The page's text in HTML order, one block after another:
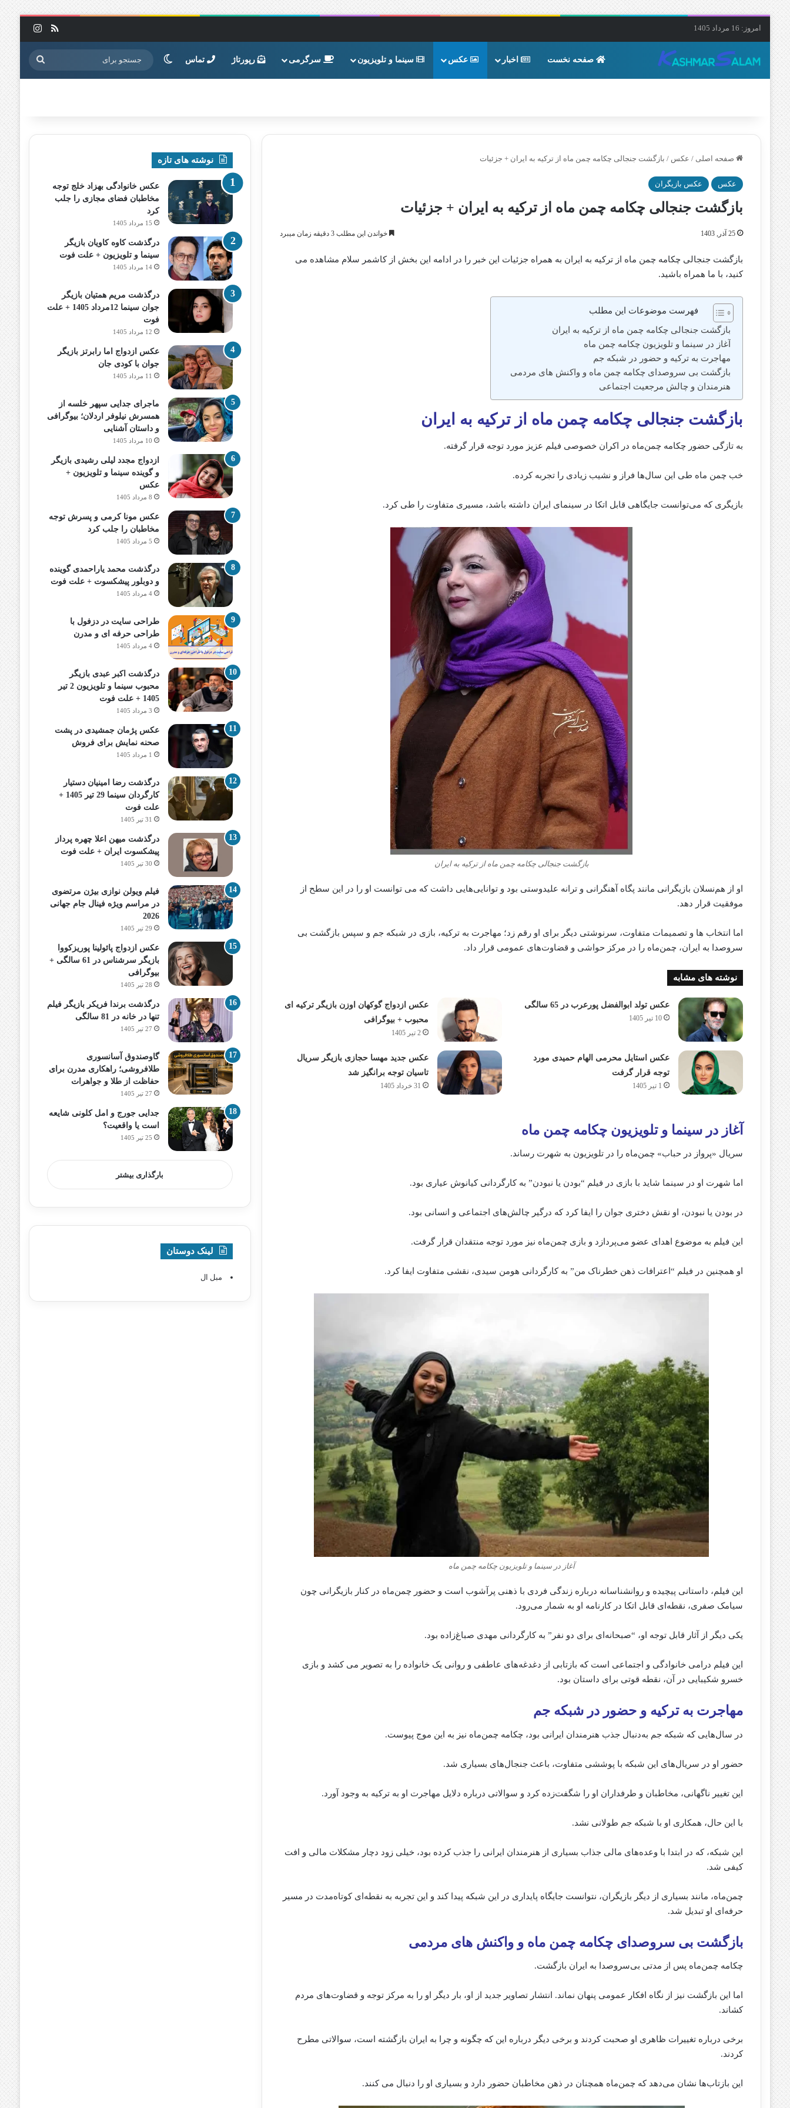
امروز: 16 مرداد 1405 خوراک
صفحه نخست اخبار عکس سینما و تلویزیون سرگرمی رپورتاژ تماس تغییر پوسته جستجو
برای
صفحه اصلی / عکس / بازگشت جنجالی چکامه چمن‌ ماه از ترکیه به ایران + جزئیات
عکس عکس بازیگران
بازگشت جنجالی چکامه چمن‌ ماه از ترکیه به ایران + جزئیات
25 آذر, 1403 خواندن این مطلب 3 دقیقه زمان میبرد
بازگشت جنجالی چکامه چمن‌ ماه از ترکیه به ایران به همراه جزئیات این خبر را در ادامه این بخش از کاشمر سلام مشاهده می
کنید، با ما همراه باشید.
فهرست موضوعات این مطلب
بازگشت جنجالی چکامه چمن‌ ماه از ترکیه به ایران
آغاز در سینما و تلویزیون چکامه چمن‌ ماه
مهاجرت به ترکیه و حضور در شبکه جم
بازگشت بی‌ سروصدای چکامه چمن ماه و واکنش‌ های مردمی
هنرمندان و چالش مرجعیت اجتماعی
بازگشت جنجالی چکامه چمن‌ ماه از ترکیه به ایران
به تازگی حضور چکامه چمن‌ماه در اکران خصوصی فیلم عزیز مورد توجه قرار گرفته.
خب چمن‌ ماه طی این سال‌ها فراز و نشیب زیادی را تجربه کرده.
بازیگری که می‌توانست جایگاهی قابل اتکا در سینمای ایران داشته باشد، مسیری متفاوت را طی کرد.
بازگشت جنجالی چکامه چمن‌ ماه از ترکیه به ایران
او از هم‌نسلان بازیگرانی مانند پگاه آهنگرانی و ترانه علیدوستی بود و توانایی‌هایی داشت که می‌ توانست او را در این سطح از
موفقیت قرار دهد.
اما انتخاب‌ ها و تصمیمات متفاوت، سرنوشتی دیگر برای او رقم زد؛ مهاجرت به ترکیه، بازی در شبکه جم و سپس بازگشت بی‌
سروصدا به ایران، چمن‌ماه را در مرکز حواشی و قضاوت‌های عمومی قرار داد.
نوشته های مشابه
عکس تولد ابوالفضل پورعرب در 65 سالگی
10 تیر 1405
عکس ازدواج گوکهان اوزن بازیگر ترکیه ای
محبوب + بیوگرافی
2 تیر 1405
عکس استایل محرمی الهام حمیدی مورد
توجه قرار گرفت
1 تیر 1405
عکس جدید مهسا حجازی بازیگر سریال
تاسیان توجه برانگیز شد
31 خرداد 1405
آغاز در سینما و تلویزیون چکامه چمن‌ ماه
سریال «پرواز در حباب» چمن‌ماه را در تلویزیون به شهرت رساند.
اما شهرت او در سینما شاید با بازی در فیلم‌ “بودن یا نبودن” به کارگردانی کیانوش عیاری بود.
در بودن یا نبودن، او نقش دختری جوان را ایفا کرد که درگیر چالش‌های اجتماعی و انسانی بود.
این فیلم به موضوع اهدای عضو می‌پردازد و بازی چمن‌ماه نیز مورد توجه منتقدان قرار گرفت.
او همچنین در فیلم “اعترافات ذهن خطرناک من” به کارگردانی هومن سیدی، نقشی متفاوت ایفا کرد.
آغاز در سینما و تلویزیون چکامه چمن‌ ماه
این فیلم، داستانی پیچیده و روانشناسانه درباره زندگی فردی با ذهنی پرآشوب است و حضور چمن‌ماه در کنار بازیگرانی چون
سیامک صفری، نقطه‌ای قابل اتکا در کارنامه او به شمار می‌رود.
یکی دیگر از آثار قابل توجه او، “صبحانه‌ای برای دو نفر” به کارگردانی مهدی صباغ‌زاده بود.
این فیلم درامی خانوادگی و اجتماعی است که بازتابی از دغدغه‌های عاطفی و روانی یک خانواده را به تصویر می‌ کشد و بازی
خسرو شکیبایی در آن، نقطه قوتی برای داستان بود.
مهاجرت به ترکیه و حضور در شبکه جم
در سال‌هایی که شبکه جم به‌دنبال جذب هنرمندان ایرانی بود، چکامه چمن‌ماه نیز به این موج پیوست.
حضور او در سریال‌های این شبکه با پوششی متفاوت، باعث جنجال‌های بسیاری شد.
این تغییر ناگهانی، مخاطبان و طرفداران او را شگفت‌زده کرد و سوالاتی درباره دلایل مهاجرت او به ترکیه به وجود آورد.
با این حال، همکاری او با شبکه جم طولانی نشد.
این شبکه، که در ابتدا با وعده‌های مالی جذاب بسیاری از هنرمندان ایرانی را جذب کرده بود، خیلی زود دچار مشکلات مالی و افت
کیفی شد.
چمن‌ماه، مانند بسیاری از دیگر بازیگران، نتوانست جایگاه پایداری در این شبکه پیدا کند و این تجربه به نقطه‌ای کوتاه‌مدت در مسیر
حرفه‌ای او تبدیل شد.
بازگشت بی‌ سروصدای چکامه چمن ماه و واکنش‌ های مردمی
چکامه چمن‌ماه پس از مدتی بی‌سروصدا به ایران بازگشت.
اما این بازگشت نیز از نگاه افکار عمومی پنهان نماند. انتشار تصاویر جدید از او، بار دیگر او را به مرکز توجه و قضاوت‌های مردم
کشاند.
برخی درباره تغییرات ظاهری او صحبت کردند و برخی دیگر درباره این که چگونه و چرا به ایران بازگشته است، سوالاتی مطرح
کردند.
این بازتاب‌ها نشان می‌دهد که چمن‌ماه همچنان در ذهن مخاطبان حضور دارد و بسیاری او را دنبال می‌ کنند.
نوشته های تازه
عکس خانوادگی بهزاد خلج توجه
مخاطبان فضای مجازی را جلب
کرد
15 مرداد 1405
درگذشت کاوه کاویان بازیگر
سینما و تلویزیون + علت فوت
14 مرداد 1405
درگذشت مریم همتیان بازیگر
جوان سینما 12مرداد 1405 + علت
فوت
12 مرداد 1405
عکس ازدواج اما رابرتز بازیگر
جوان با کودی جان
11 مرداد 1405
ماجرای جدایی سپهر خلسه از
همسرش نیلوفر اردلان؛ بیوگرافی
و داستان آشنایی
10 مرداد 1405
ازدواج مجدد لیلی رشیدی بازیگر
و گوینده سینما و تلویزیون +
عکس
8 مرداد 1405
عکس مونا کرمی و پسرش توجه
مخاطبان را جلب کرد
5 مرداد 1405
درگذشت محمد یاراحمدی گوینده
و دوبلور پیشکسوت + علت فوت
4 مرداد 1405
طراحی سایت در دزفول با
طراحی حرفه‌ ای و مدرن
4 مرداد 1405
درگذشت اکبر عبدی بازیگر
محبوب سینما و تلویزیون 2 تیر
1405 + علت فوت
3 مرداد 1405
عکس پژمان جمشیدی در پشت
صحنه نمایش برای فروش
1 مرداد 1405
درگذشت رضا امینیان دستیار
کارگردان سینما 29 تیر 1405 +
علت فوت
31 تیر 1405
درگذشت میهن اعلا چهره پرداز
پیشکسوت ایران + علت فوت
30 تیر 1405
فیلم ویولن نوازی بیژن مرتضوی
در مراسم ویژه فینال جام جهانی
2026
29 تیر 1405
عکس ازدواج پائولینا پوریزکووا
بازیگر سرشناس در 61 سالگی +
بیوگرافی
28 تیر 1405
درگذشت برندا فریکر بازیگر فیلم
تنها در خانه در 81 سالگی
27 تیر 1405
گاوصندوق آسانسوری
طلافروشی؛ راهکاری مدرن برای
حفاظت از طلا و جواهرات
27 تیر 1405
جدایی جورج و امل کلونی شایعه
است یا واقعیت؟
25 تیر 1405
بارگذاری بیشتر
لینک دوستان
مبل ال